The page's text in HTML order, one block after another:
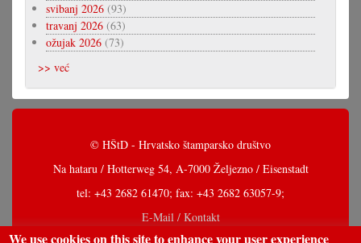
svibanj 2026 (93)
travanj 2026 (63)
ožujak 2026 (73)
>> već
© HŠtD - Hrvatsko štamparsko društvo
Na hataru / Hotterweg 54, A-7000 Željezno / Eisenstadt
tel: +43 2682 61470; fax: +43 2682 63057-9;
E-Mail / Kontakt
We use cookies on this site to enhance your user experience